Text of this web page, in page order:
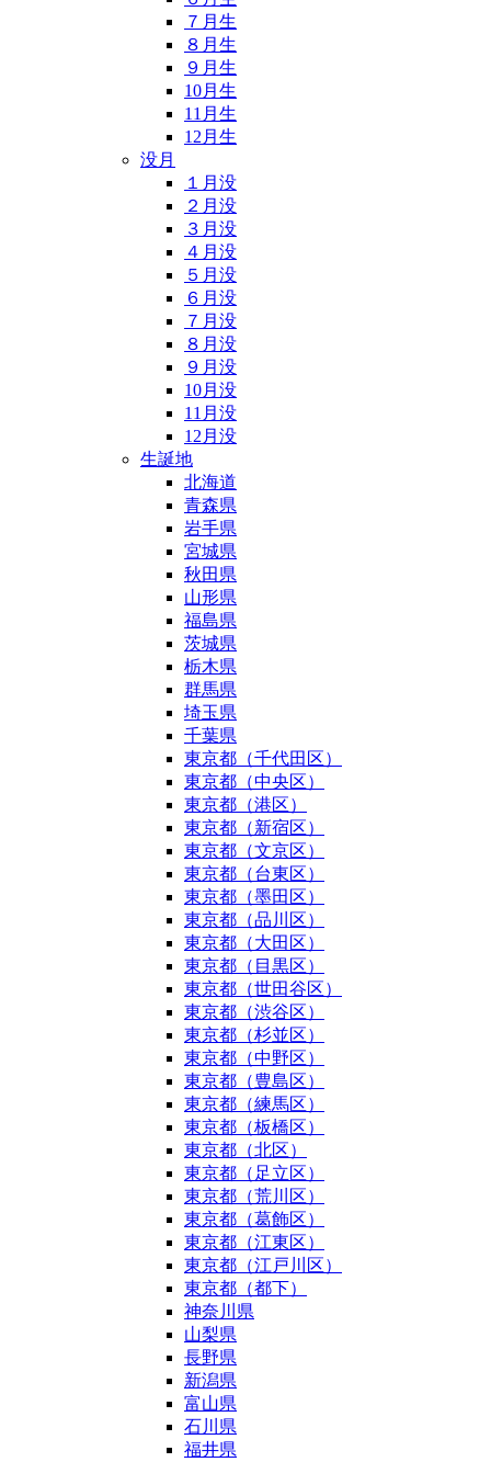
７月生
８月生
９月生
10月生
11月生
12月生
没月
１月没
２月没
３月没
４月没
５月没
６月没
７月没
８月没
９月没
10月没
11月没
12月没
生誕地
北海道
青森県
岩手県
宮城県
秋田県
山形県
福島県
茨城県
栃木県
群馬県
埼玉県
千葉県
東京都（千代田区）
東京都（中央区）
東京都（港区）
東京都（新宿区）
東京都（文京区）
東京都（台東区）
東京都（墨田区）
東京都（品川区）
東京都（大田区）
東京都（目黒区）
東京都（世田谷区）
東京都（渋谷区）
東京都（杉並区）
東京都（中野区）
東京都（豊島区）
東京都（練馬区）
東京都（板橋区）
東京都（北区）
東京都（足立区）
東京都（荒川区）
東京都（葛飾区）
東京都（江東区）
東京都（江戸川区）
東京都（都下）
神奈川県
山梨県
長野県
新潟県
富山県
石川県
福井県